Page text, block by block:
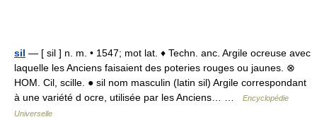
sil — [ sil ] n. m. • 1547; mot lat. ♦ Techn. anc. Argile ocreuse avec
laquelle les Anciens faisaient des poteries rouges ou jaunes. ⊗
HOM. Cil, scille. ● sil nom masculin (latin sil) Argile correspondant
à une variété d ocre, utilisée par les Anciens… …
Encyclopédie
Universelle